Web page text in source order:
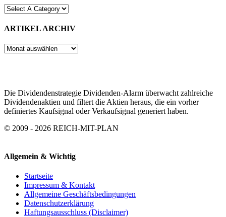
ARTIKEL ARCHIV
ARTIKEL
Die Dividendenstrategie Dividenden-Alarm überwacht zahlreiche
Dividendenaktien und filtert die Aktien heraus, die ein vorher
definiertes Kaufsignal oder Verkaufsignal generiert haben.
© 2009 - 2026 REICH-MIT-PLAN
Allgemein & Wichtig
Startseite
Impressum & Kontakt
Allgemeine Geschäftsbedingungen
Datenschutzerklärung
Haftungsausschluss (Disclaimer)